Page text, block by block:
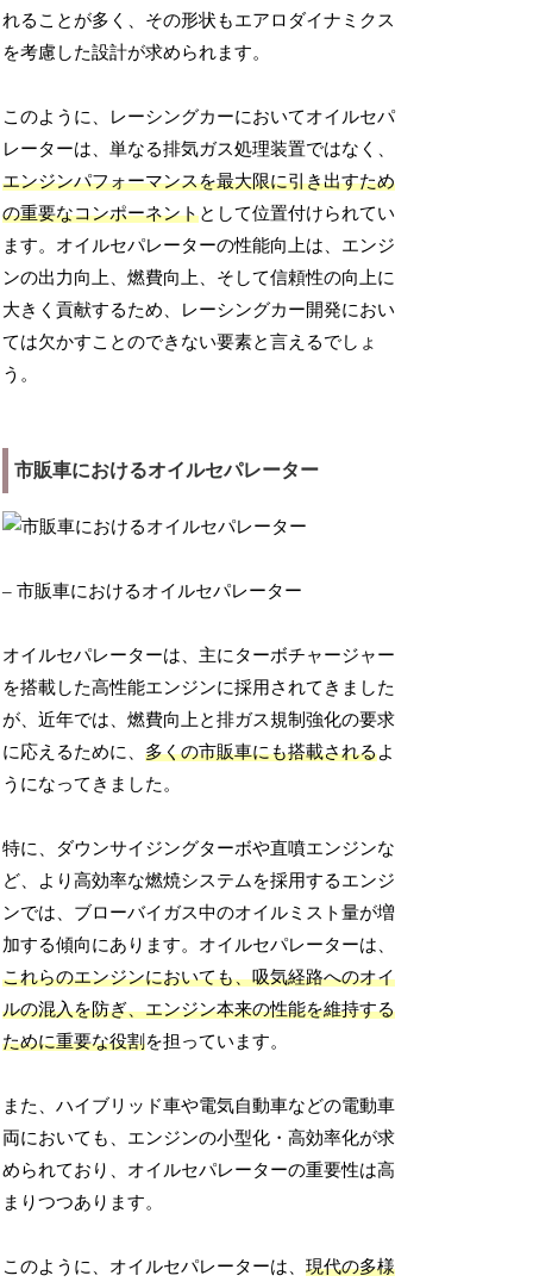
れることが多く、その形状もエアロダイナミクス
を考慮した設計が求められます。
このように、レーシングカーにおいてオイルセパ
レーターは、単なる排気ガス処理装置ではなく、
エンジンパフォーマンスを最大限に引き出すため
の重要なコンポーネントとして位置付けられてい
ます。オイルセパレーターの性能向上は、エンジ
ンの出力向上、燃費向上、そして信頼性の向上に
大きく貢献するため、レーシングカー開発におい
ては欠かすことのできない要素と言えるでしょ
う。
市販車におけるオイルセパレーター
– 市販車におけるオイルセパレーター
オイルセパレーターは、主にターボチャージャー
を搭載した高性能エンジンに採用されてきました
が、近年では、燃費向上と排ガス規制強化の要求
に応えるために、多くの市販車にも搭載されるよ
うになってきました。
特に、ダウンサイジングターボや直噴エンジンな
ど、より高効率な燃焼システムを採用するエンジ
ンでは、ブローバイガス中のオイルミスト量が増
加する傾向にあります。オイルセパレーターは、
これらのエンジンにおいても、吸気経路へのオイ
ルの混入を防ぎ、エンジン本来の性能を維持する
ために重要な役割を担っています。
また、ハイブリッド車や電気自動車などの電動車
両においても、エンジンの小型化・高効率化が求
められており、オイルセパレーターの重要性は高
まりつつあります。
このように、オイルセパレーターは、現代の多様